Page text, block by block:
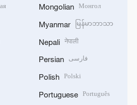
Mongolian Монгол
Myanmar မြန်မာဘာသာ
Nepali नेपाली
Persian فارسی
Polish Polski
Portuguese Português